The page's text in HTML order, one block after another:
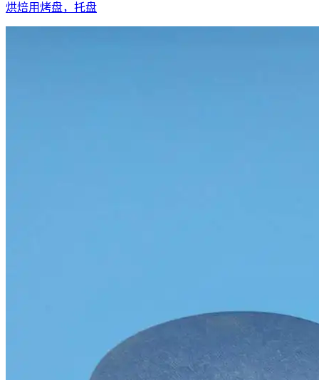
烘焙用烤盘，托盘